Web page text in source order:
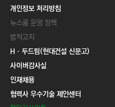
개인정보 처리방침
뉴스룸 운영 정책
법적고지
Hㆍ두드림(현대건설 신문고)
사이버감사실
인재채용
협력사 우수기술 제안센터